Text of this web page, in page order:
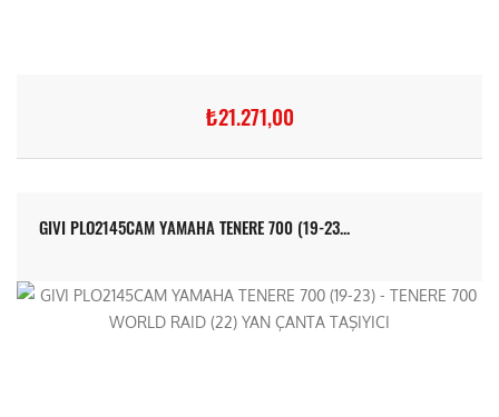
₺21.271,00
GIVI PLO2145CAM YAMAHA TENERE 700 (19-23...